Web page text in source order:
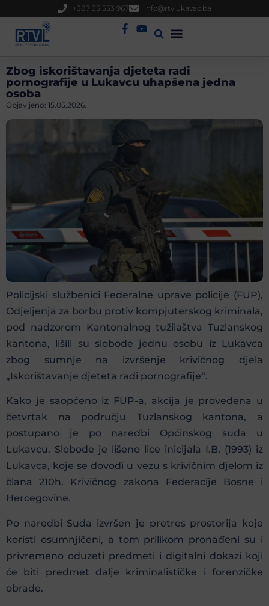
+387 35 553 967 info@rtvlukavac.ba
Zbog iskorištavanja djeteta radi
pornografije u Lukavcu uhapšena jedna
osoba
Objavljeno: 15.05.2026.
Policijski službenici Federalne uprave policije (FUP),
Odjeljenja za borbu protiv kompjuterskog kriminala,
pod nadzorom Kantonalnog tužilaštva Tuzlanskog
kantona, lišili su slobode jednu osobu iz Lukavca
zbog sumnje na izvršenje krivičnog djela
„Iskorištavanje djeteta radi pornografije“.
Kako je saopćeno iz FUP-a, akcija je provedena u
četvrtak na području Tuzlanskog kantona, a
postupano je po naredbi Općinskog suda u
Lukavcu. Slobode je lišeno lice inicijala I.B. (1993) iz
Lukavca, koje se dovodi u vezu s krivičnim djelom iz
člana 210h. Krivičnog zakona Federacije Bosne i
Hercegovine.
Po naredbi Suda izvršen je pretres prostorija koje
koristi osumnjičeni, a tom prilikom pronađeni su i
privremeno oduzeti predmeti i digitalni dokazi koji
će biti predmet dalje kriminalističke i forenzičke
obrade.